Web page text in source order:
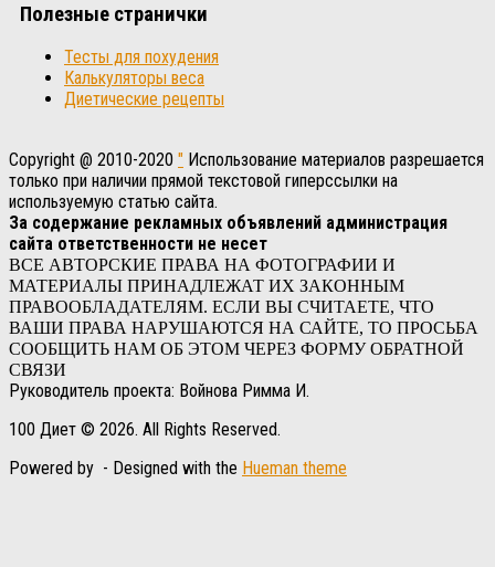
Полезные странички
Тесты для похудения
Калькуляторы веса
Диетические рецепты
Copyright @ 2010-2020 " Использование материалов разрешается
только при наличии прямой текстовой гиперссылки на
используемую статью сайта.
За содержание рекламных объявлений администрация
сайта ответственности не несет
ВСЕ АВТОРСКИЕ ПРАВА НА ФОТОГРАФИИ И
МАТЕРИАЛЫ ПРИНАДЛЕЖАТ ИХ ЗАКОННЫМ
ПРАВООБЛАДАТЕЛЯМ. ЕСЛИ ВЫ СЧИТАЕТЕ, ЧТО
ВАШИ ПРАВА НАРУШАЮТСЯ НА САЙТЕ, ТО ПРОСЬБА
СООБЩИТЬ НАМ ОБ ЭТОМ ЧЕРЕЗ ФОРМУ ОБРАТНОЙ
СВЯЗИ
Руководитель проекта: Войнова Римма И.
100 Диет © 2026. All Rights Reserved.
Powered by - Designed with the Hueman theme